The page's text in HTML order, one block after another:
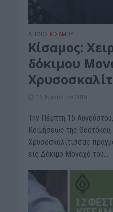
ΔΉΜΟΣ ΚΙΣΆΜΟΥ
Κίσαμος:
δόκιμου
16 Αυγούστου 2019
Την Πέμπτη 15
Κοιμήσεως της
Χρυσοσκαλίτισσας
εις Δόκιμο Μοναχό του...